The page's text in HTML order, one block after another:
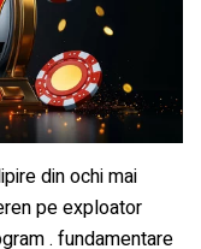
din ochi mai
pe exploator
. fundamentare